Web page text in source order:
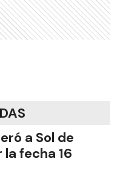
a Sol de
fecha 16